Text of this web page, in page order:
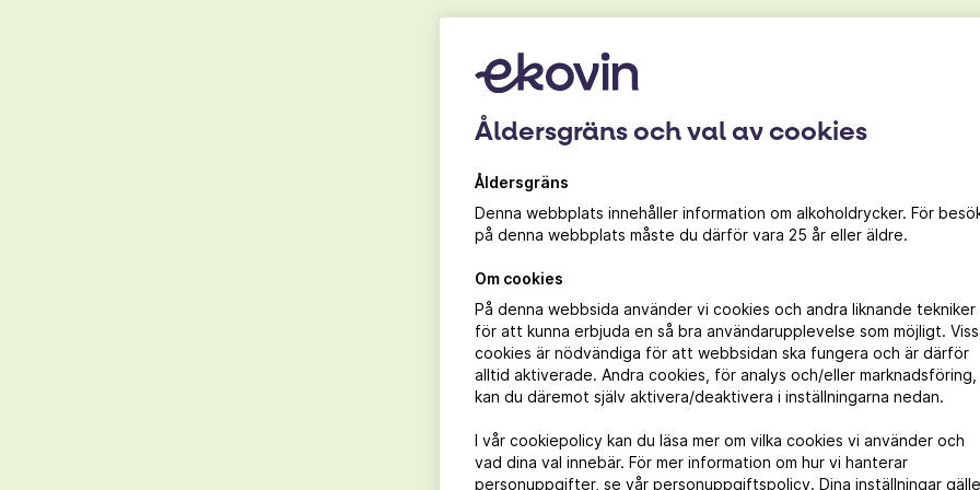
Taggar/etiketter
bröd
Åldersgräns och val av cookies
Åldersgräns
Denna webbplats innehåller information om alkoholdrycker. För
på denna webbplats måste du därför vara 25 år eller äldre.
Om cookies
På denna webbsida använder vi cookies och andra liknande tekniker
för att kunna erbjuda en så bra användarupplevelse som möjligt.
cookies är nödvändiga för att webbsidan ska fungera och är därför
alltid aktiverade. Andra cookies, för analys och/eller marknadsföring,
kan du däremot själv aktivera/deaktivera i inställningarna nedan.
I vår cookiepolicy kan du läsa mer om vilka cookies vi använder och
vad dina val innebär. För mer information om hur vi hanterar
personuppgifter, se vår personuppgiftspolicy. Dina inställningar